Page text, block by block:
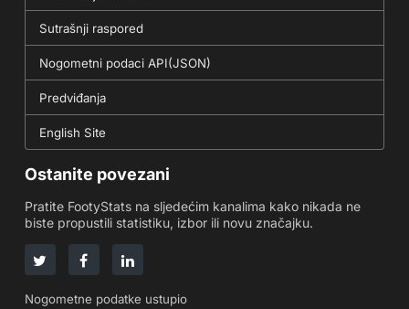
Sutrašnji raspored
Nogometni podaci API(JSON)
Predviđanja
English Site
Ostanite povezani
Pratite FootyStats na sljedećim kanalima kako nikada ne
biste propustili statistiku, izbor ili novu značajku.
Nogometne podatke ustupio